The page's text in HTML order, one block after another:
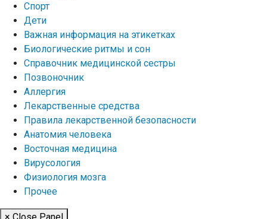
Спорт
Дети
Важная информация на этикетках
Биологические ритмы и сон
Справочник медицинской сестры
Позвоночник
Аллергия
Лекарственные средства
Правила лекарственной безопасности
Aнатомия человека
Восточная медицина
Вирусология
Физиология мозга
Прочее